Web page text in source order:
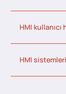
HMI kullanıcı
HMI